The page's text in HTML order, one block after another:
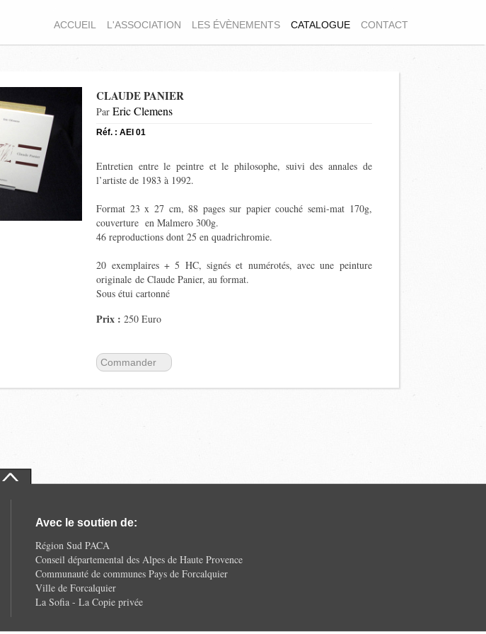
ACCUEIL L'ASSOCIATION LES ÉVÈNEMENTS CATALOGUE CONTACT
CLAUDE PANIER
Par Eric Clemens
Réf. : AEI 01
Entretien entre le peintre et le philosophe, suivi des annales de
l’artiste de 1983 à 1992.
Format 23 x 27 cm, 88 pages sur papier couché semi-mat 170g,
couverture enMalmero300g.
46 reproductions dont 25 en quadrichromie.
20 exemplaires +5 HC, signés et numérotés, avec une peinture
originale deClaude Panier, au format.
Sous étui cartonné
Prix :250 Euro
Commander
Avec le soutien de:
Région Sud PACA
Conseil départemental des Alpes de Haute Provence
Communauté de communes Pays de Forcalquier
Ville de Forcalquier
La Sofia - La Copie privée